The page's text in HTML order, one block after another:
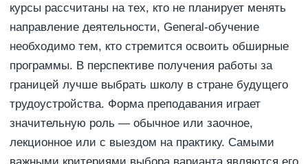
курсы рассчитаны на тех, кто не планирует менять
направление деятельности, General-обучение
необходимо тем, кто стремится освоить обширные
программы. В перспективе получения работы за
границей лучше выбрать школу в стране будущего
трудоустройства. Форма преподавания играет
значительную роль — обычное или заочное,
лекционное или с выездом на практику. Самыми